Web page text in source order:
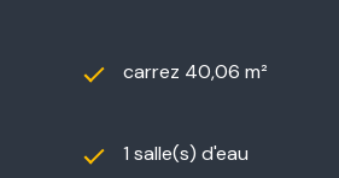
carrez 40,06 m²
1 salle(s) d'eau